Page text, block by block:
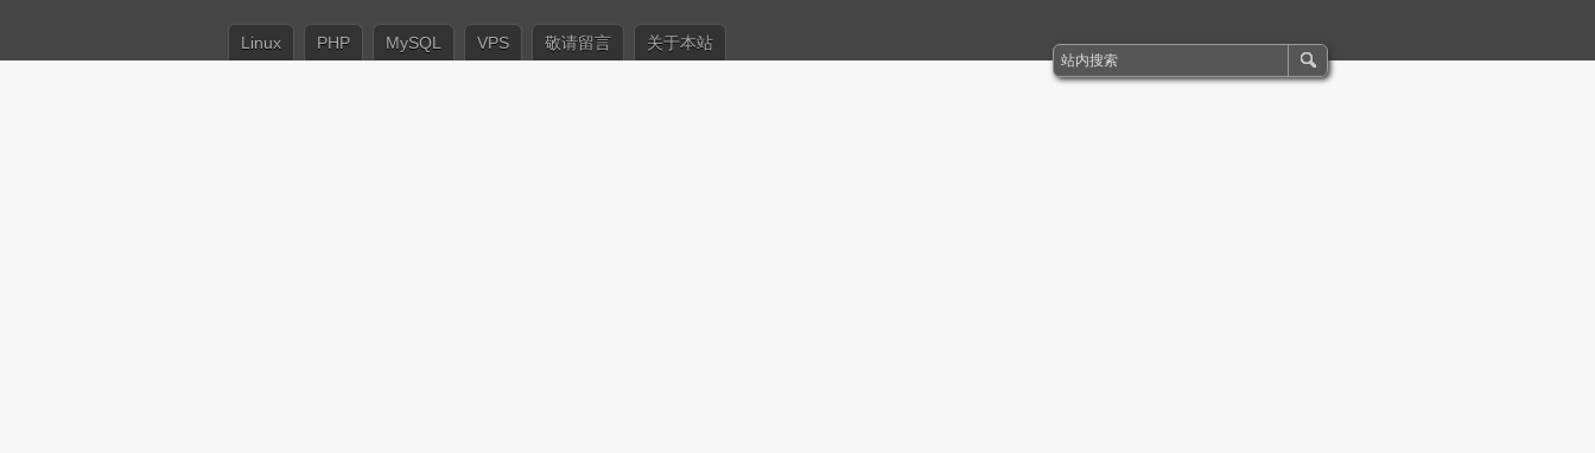
Linux PHP MySQL VPS 敬请留言 关于本站